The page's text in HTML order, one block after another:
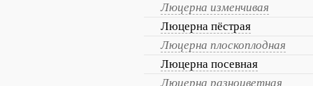
Люцерна изменчивая
Люцерна пёстрая
Люцерна плоскоплодная
Люцерна посевная
Люцерна разноцветная